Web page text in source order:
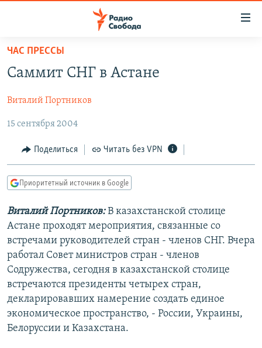
упрощенного
доступа
содержанию
Вернутся
главной
навигации
поиску
АВТОРСКИЕ ПРОЕКТЫ
ЦИТАТЫ СВОБОДЫ
МНЕНИЯ
КУЛЬТУРА
IDEL.РЕАЛИИ
КАВКАЗ.РЕАЛИИ
СЕВЕР.РЕАЛИИ
СИБИРЬ.РЕАЛИИ
РАСПИСАНИЕ ВЕЩАНИЯ
ПОДПИШИТЕСЬ НА РАССЫЛКУ
СОЦИАЛЬНЫЕ СЕТИ
ЧАС ПРЕССЫ
Саммит СНГ в Астане
Виталий Портников
15 сентября 2004
Поделиться Читать без VPN
Приоритетный источник в Google
Виталий Портников:В казахстанской столице
Астане проходят мероприятия, связанные со
встречами руководителей стран - членов СНГ. Вчера
работал Совет министров стран - членов
Содружества, сегодня в казахстанской столице
встречаются президенты четырех стран,
декларировавших намерение создать единое
экономическое пространство, - России, Украины,
Белоруссии и Казахстана.